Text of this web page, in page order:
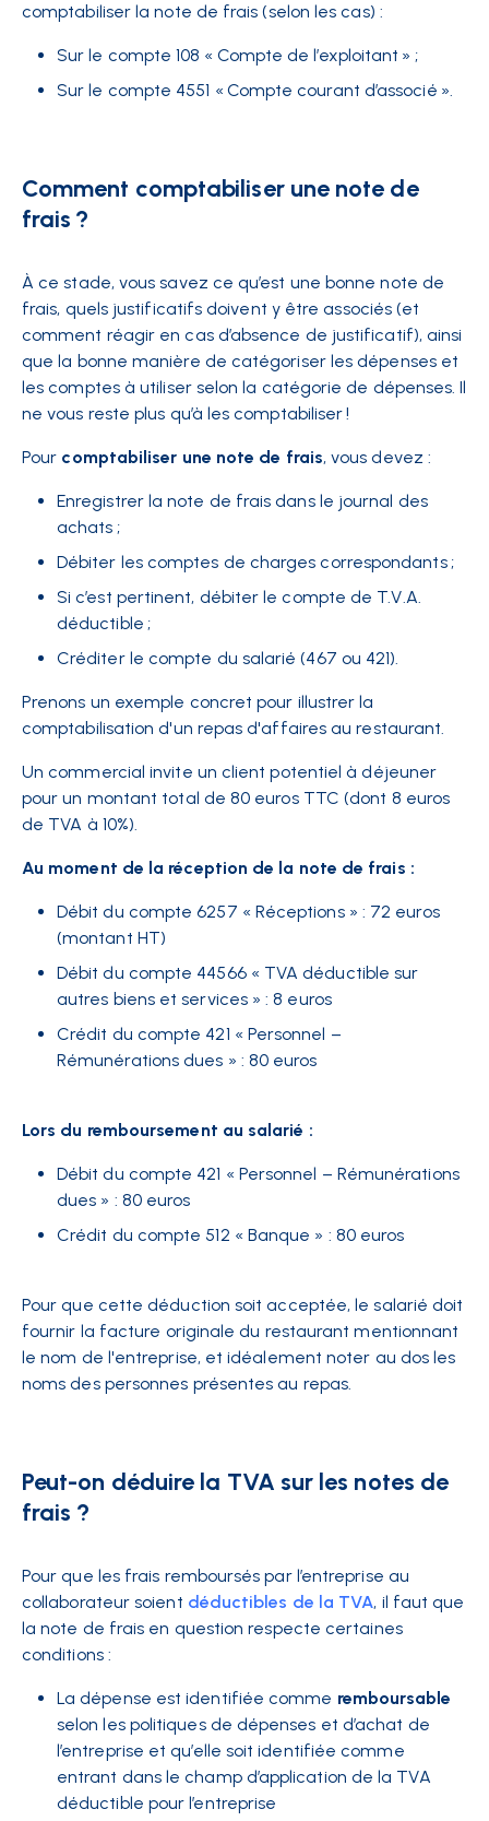
comptabiliser la note de frais (selon les cas) :
Sur le compte 108 « Compte de l’exploitant » ;
Sur le compte 4551 « Compte courant d’associé ».
Comment comptabiliser une note de
frais ?
À ce stade, vous savez ce qu’est une bonne note de
frais, quels justificatifs doivent y être associés (et
comment réagir en cas d’absence de justificatif), ainsi
que la bonne manière de catégoriser les dépenses et
les comptes à utiliser selon la catégorie de dépenses. Il
ne vous reste plus qu’à les comptabiliser !
Pour comptabiliser une note de frais, vous devez :
Enregistrer la note de frais dans le journal des
achats ;
Débiter les comptes de charges correspondants ;
Si c’est pertinent, débiter le compte de T.V.A.
déductible ;
Créditer le compte du salarié (467 ou 421).
Prenons un exemple concret pour illustrer la
comptabilisation d'un repas d'affaires au restaurant.
Un commercial invite un client potentiel à déjeuner
pour un montant total de 80 euros TTC (dont 8 euros
de TVA à 10%).
Au moment de la réception de la note de frais :
Débit du compte 6257 « Réceptions » : 72 euros
(montant HT)
Débit du compte 44566 « TVA déductible sur
autres biens et services » : 8 euros
Crédit du compte 421 « Personnel –
Rémunérations dues » : 80 euros
Lors du remboursement au salarié :
Débit du compte 421 « Personnel – Rémunérations
dues » : 80 euros
Crédit du compte 512 « Banque » : 80 euros
Pour que cette déduction soit acceptée, le salarié doit
fournir la facture originale du restaurant mentionnant
le nom de l'entreprise, et idéalement noter au dos les
noms des personnes présentes au repas.
Peut-on déduire la TVA sur les notes de
frais ?
Pour que les frais remboursés par l’entreprise au
collaborateur soient déductibles de la TVA, il faut que
la note de frais en question respecte certaines
conditions :
La dépense est identifiée comme remboursable
selon les politiques de dépenses et d’achat de
l’entreprise et qu’elle soit identifiée comme
entrant dans le champ d’application de la TVA
déductible pour l’entreprise